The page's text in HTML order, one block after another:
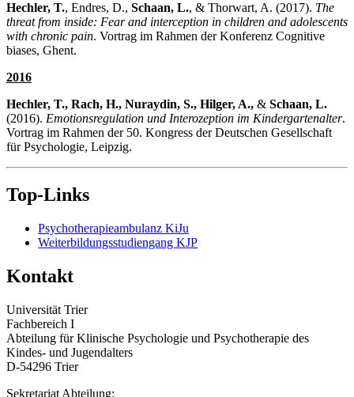
Hechler, T., Endres, D., Schaan, L., & Thorwart, A. (2017). The
threat from inside: Fear and interception in children and adolescents
with chronic pain. Vortrag im Rahmen der Konferenz Cognitive
biases, Ghent.
2016
Hechler, T., Rach, H., Nuraydin, S., Hilger, A., & Schaan, L.
(2016). Emotionsregulation und Interozeption im Kindergartenalter.
Vortrag im Rahmen der 50. Kongress der Deutschen Gesellschaft
für Psychologie, Leipzig.
Top-Links
Psychotherapieambulanz KiJu
Weiterbildungsstudiengang KJP
Kontakt
Universität Trier
Fachbereich I
Abteilung für Klinische Psychologie und Psychotherapie des
Kindes- und Jugendalters
D-54296 Trier
Sekretariat Abteilung: